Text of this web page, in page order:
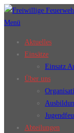
Zum
Inhalt
Menü
Aktuelles
Einsätze
Einsatz
Über uns
Abteilungen